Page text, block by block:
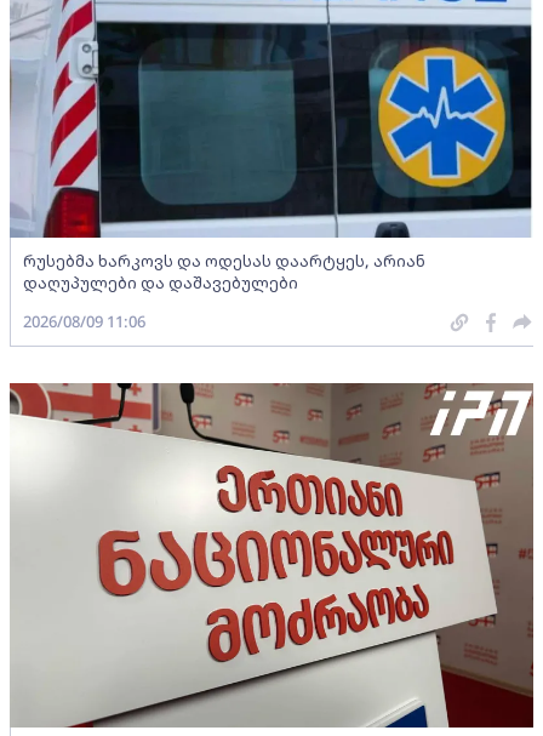
რუსებმა ხარკოვს და ოდესას დაარტყეს, არიან
დაღუპულები და დაშავებულები
2026/08/09 11:06